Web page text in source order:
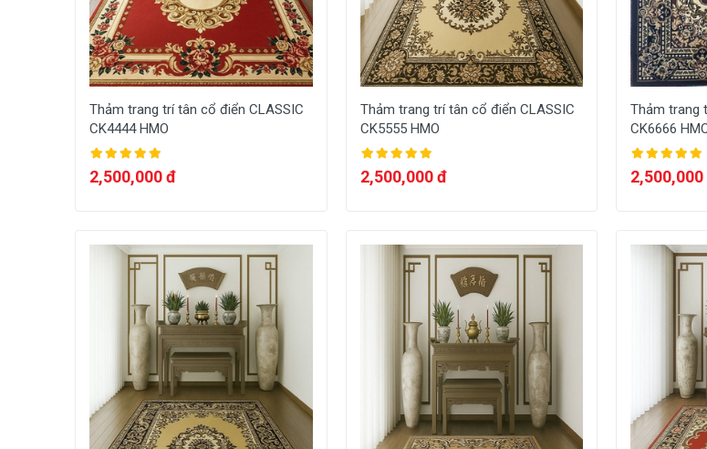
Thảm trang trí tân cổ điển CLASSIC
CK4444 HMO
2,500,000 đ
Thảm trang trí tân cổ điển CLASSIC
CK5555 HMO
2,500,000 đ
Thảm trang
CK6666
2,500,000